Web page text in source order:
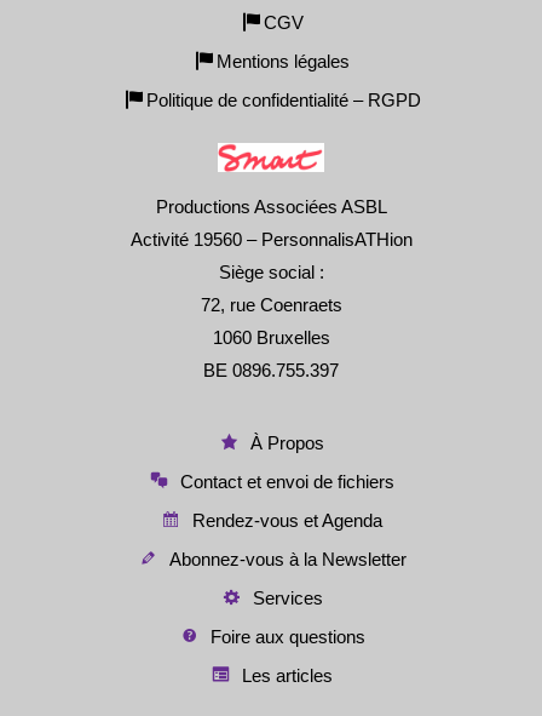
CGV
Mentions légales
Politique de confidentialité – RGPD
Productions Associées ASBL
Activité 19560 – PersonnalisATHion
Siège social :
72, rue Coenraets
1060 Bruxelles
BE 0896.755.397
À Propos
Contact et envoi de fichiers
Rendez-vous et Agenda
Abonnez-vous à la Newsletter
Services
Foire aux questions
Les articles